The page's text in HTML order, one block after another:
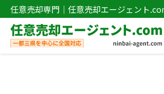
任意売却専門｜任意売却エージェント